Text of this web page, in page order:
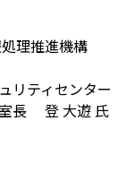
理推進機構
リティセンター
長 登 大遊 氏